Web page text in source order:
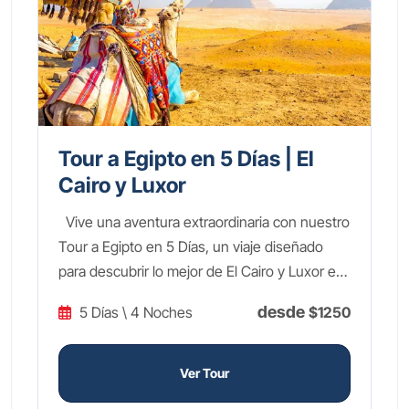
Tour a Egipto en 5 Días | El
Cairo y Luxor
Vive una aventura extraordinaria con nuestro
Tour a Egipto en 5 Días, un viaje diseñado
para descubrir lo mejor de El Cairo y Luxor en
Explora las legendarias Pirámides de Guiza y
la enigmática Esfinge, sumérgete en los
tesoros milenarios del Gran Museo Egipcio.
Luego, volarás a Luxor, la ciudad de los
5 Días \ 4 Noches desde $1250
Ver Tour